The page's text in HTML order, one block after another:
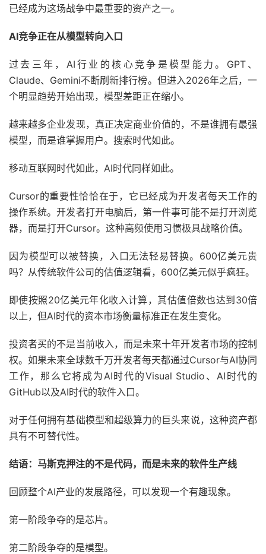
已经成为这场战争中最重要的资产之一。
AI竞争正在从模型转向入口
过去三年，AI行业的核心竞争是模型能力。GPT、
Claude、Gemini不断刷新排行榜。但进入2026年之后，一
个明显趋势开始出现，模型差距正在缩小。
越来越多企业发现，真正决定商业价值的，不是谁拥有最强
模型，而是谁掌握用户。搜索时代如此。
移动互联网时代如此，AI时代同样如此。
Cursor的重要性恰恰在于，它已经成为开发者每天工作的
操作系统。开发者打开电脑后，第一件事可能不是打开浏览
器，而是打开Cursor。这种高频使用习惯极具战略价值。
因为模型可以被替换，入口无法轻易替换。600亿美元贵
吗？从传统软件公司的估值逻辑看，600亿美元似乎疯狂。
即使按照20亿美元年化收入计算，其估值倍数也达到30倍
以上，但AI时代的资本市场衡量标准正在发生变化。
投资者买的不是当前收入，而是未来十年开发者市场的控制
权。如果未来全球数千万开发者每天都通过Cursor与AI协同
工作，那么它将成为AI时代的Visual Studio、AI时代的
GitHub以及AI时代的软件入口。
对于任何拥有基础模型和超级算力的巨头来说，这种资产都
具有不可替代性。
结语：马斯克押注的不是代码，而是未来的软件生产线
回顾整个AI产业的发展路径，可以发现一个有趣现象。
第一阶段争夺的是芯片。
第二阶段争夺的是模型。